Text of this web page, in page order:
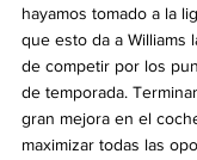
hayamos tomado a la
que esto da a Williams
de competir por los
de temporada.
gran mejora en el
maximizar todas las